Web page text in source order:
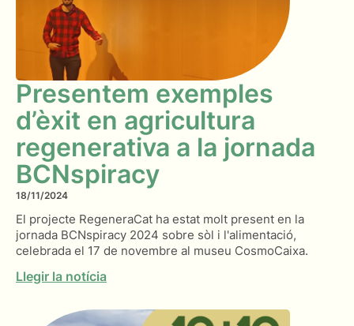
Presentem exemples
d’èxit en agricultura
regenerativa a la jornada
BCNspiracy
18/11/2024
El projecte RegeneraCat ha estat molt present en la
jornada BCNspiracy 2024 sobre sòl i l'alimentació,
celebrada el 17 de novembre al museu CosmoCaixa.
Llegir la notícia